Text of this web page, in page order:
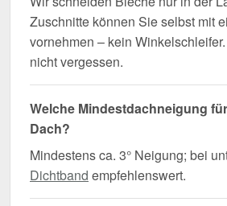
Zuschnitte können Sie selbst mit
vornehmen – kein Winkelschleifer.
nicht vergessen.
Welche Mindestdachneigung
Dach?
Mindestens ca. 3° Neigung; bei
Dichtband empfehlenswert.